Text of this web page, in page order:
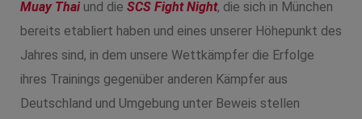
Muay Thai und die SCS Fight Night, die sich in München
bereits etabliert haben und eines unserer Höhepunkt des
Jahres sind, in dem unsere Wettkämpfer die Erfolge
ihres Trainings gegenüber anderen Kämpfer aus
Deutschland und Umgebung unter Beweis stellen